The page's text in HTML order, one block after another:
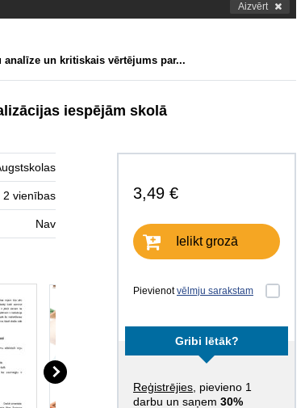
Aizvērt
analīze un kritiskais vērtējums par...
iespējām skolā
3,49 €
Ielikt grozā
Pievienotvēlmju sarakstam
Gribi lētāk?
Reģistrējies , pievieno 1
darbu un saņem 30%
2 vienības
Nav